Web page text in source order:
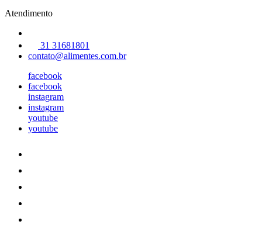
Atendimento
31 31681801
contato@alimentes.com.br
facebook
facebook
instagram
instagram
youtube
youtube